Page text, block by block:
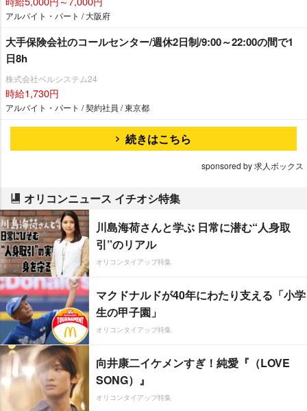
アルバイト・パート / 大阪府
大手保険会社のコールセンター/週休2日制/9:00～22:00の間で1
日8h
株式会社ベルシステム24
時給1,730円
アルバイト・パート / 契約社員 / 東京都
続きはこちら
sponsored by 求人ボックス
オリコンニュース イチオシ特集
川島海荷さんと学ぶ 日常に潜む“人身取
引”のリアル
オリコンタイアップ特集
マクドナルドが40年にわたり支える「小学
生の甲子園」
オリコンタイアップ特集
向井康二イケメンすぎ！純愛『（LOVE
SONG）』
オリコンタイアップ特集